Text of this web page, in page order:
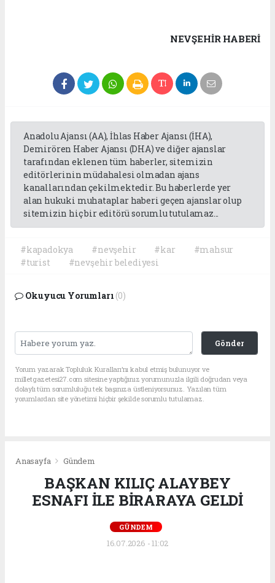
NEVŞEHIR HABERİ
Anadolu Ajansı (AA), İhlas Haber Ajansı (İHA),
Demirören Haber Ajansı (DHA) ve diğer ajanslar
tarafından eklenen tüm haberler, sitemizin
editörlerinin müdahalesi olmadan ajans
kanallarından çekilmektedir. Bu haberlerde yer
alan hukuki muhataplar haberi geçen ajanslar olup
sitemizin hiç bir editörü sorumlu tutulamaz...
#kapadokya #nevşehir #kar
#mahsur
#turist
#nevşehir belediyesi
Okuyucu Yorumları (0)
Gönder
Yorum yazarak Topluluk Kuralları’nı kabul etmiş bulunuyor ve
milletgazetesi27.com sitesine yaptığınız yorumunuzla ilgili doğrudan veya
dolaylı tüm sorumluluğu tek başınıza üstleniyorsunuz. Yazılan tüm
yorumlardan site yönetimi hiçbir şekilde sorumlu tutulamaz.
Anasayfa Gündem
BAŞKAN KILIÇ ALAYBEY
ESNAFI İLE BİRARAYA GELDİ
GÜNDEM
16.07.2026 - 11:02